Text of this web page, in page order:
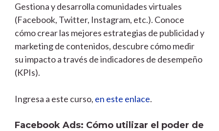
Gestiona y desarrolla comunidades virtuales
(Facebook, Twitter, Instagram, etc.). Conoce
cómo crear las mejores estrategias de publicidad y
marketing de contenidos, descubre cómo medir
su impacto a través de indicadores de desempeño
(KPIs).
Ingresa a este curso, en este enlace.
Facebook Ads: Cómo utilizar el poder de